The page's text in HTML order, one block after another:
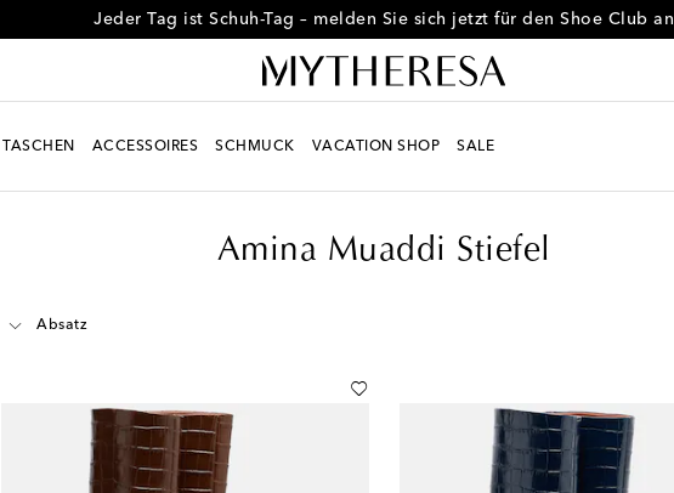
Jeder Tag ist Schuh-Tag – melden Sie sich jetzt für den Shoe Club an
TASCHEN ACCESSOIRES SCHMUCK VACATION SHOP SALE
Amina Muaddi Stiefel
Absatz